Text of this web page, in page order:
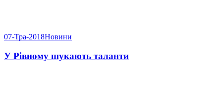
07-Тра-2018Новини
У Рівному шукають таланти